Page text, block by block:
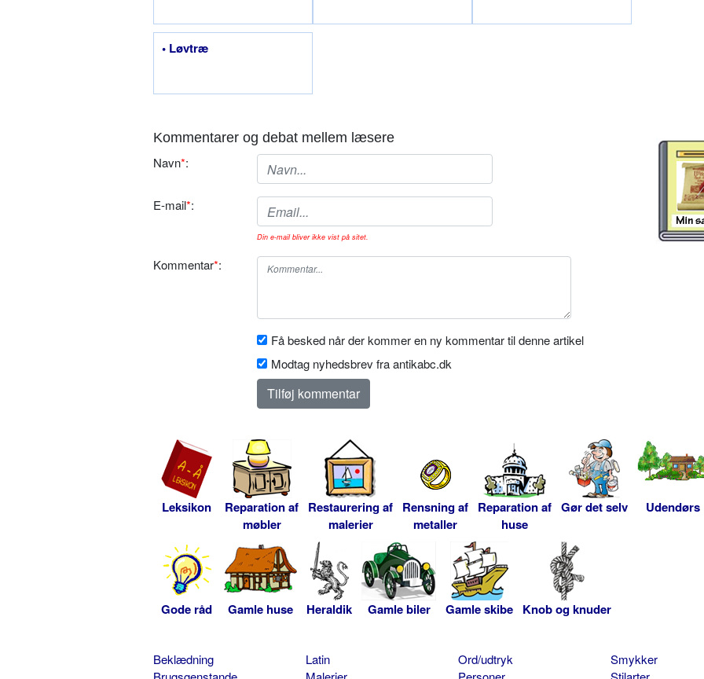
• Løvtræ
Kommentarer og debat mellem læsere
Navn*:
E-mail*:
Din e-mail bliver ikke vist på sitet.
Kommentar*:
Få besked når der kommer en ny kommentar til denne artikel
Modtag nyhedsbrev fra antikabc.dk
Leksikon
Reparation af
møbler
Restaurering af
malerier
Rensning af
metaller
Reparation af
huse
Gør det selv Udendørs
Gode råd Gamle huse Heraldik Gamle biler Gamle skibe Knob og knuder
Beklædning
Latin
Ord/udtryk
Smykker